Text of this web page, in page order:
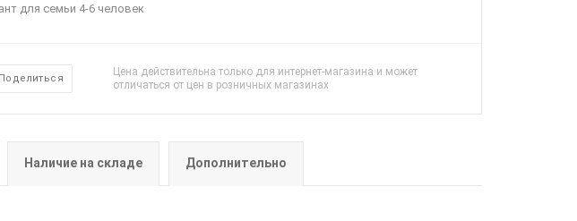
для семьи 4-6 человек
Поделиться
Цена действительна только для интернет-магазина и может
отличаться от цен в розничных магазинах
Наличие на складе Дополнительно